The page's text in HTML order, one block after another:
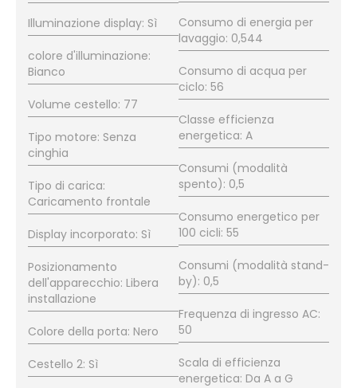
Illuminazione display: Sì
colore d'illuminazione:
Bianco
Volume cestello: 77
Tipo motore: Senza
cinghia
Tipo di carica:
Caricamento frontale
Display incorporato: Sì
Posizionamento
dell'apparecchio: Libera
installazione
Colore della porta: Nero
Cestello 2: Sì
Consumo di energia per
lavaggio: 0,544
Consumo di acqua per
ciclo: 56
Classe efficienza
energetica: A
Consumi (modalità
spento): 0,5
Consumo energetico per
100 cicli: 55
Consumi (modalità stand-
by): 0,5
Frequenza di ingresso AC:
50
Scala di efficienza
energetica: Da A a G